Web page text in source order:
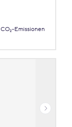
CO₂-Emissionen